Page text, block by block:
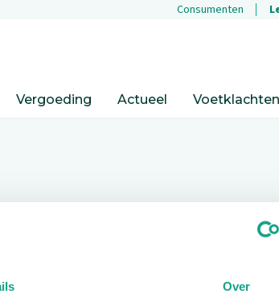
Over
Consumenten
Vergoeding Actueel Voetklachten